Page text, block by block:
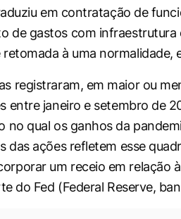
em contratação de
de gastos com infraestrutura
à uma normalidade,
registraram, em maior ou
entre janeiro e setembro de
no qual os ganhos da
das ações refletem esse
um receio em relação
do Fed (Federal Reserve,